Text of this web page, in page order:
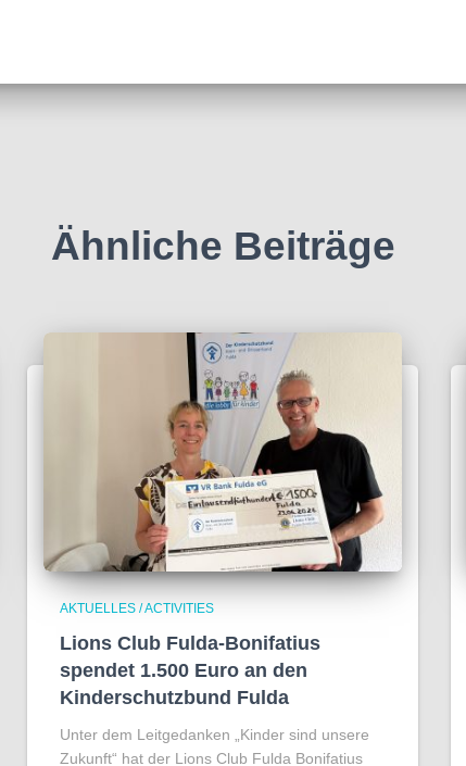
Ähnliche Beiträge
AKTUELLES / ACTIVITIES
Lions Club Fulda-Bonifatius
spendet 1.500 Euro an den
Kinderschutzbund Fulda
Unter dem Leitgedanken „Kinder sind unsere
Zukunft“ hat der Lions Club Fulda Bonifatius